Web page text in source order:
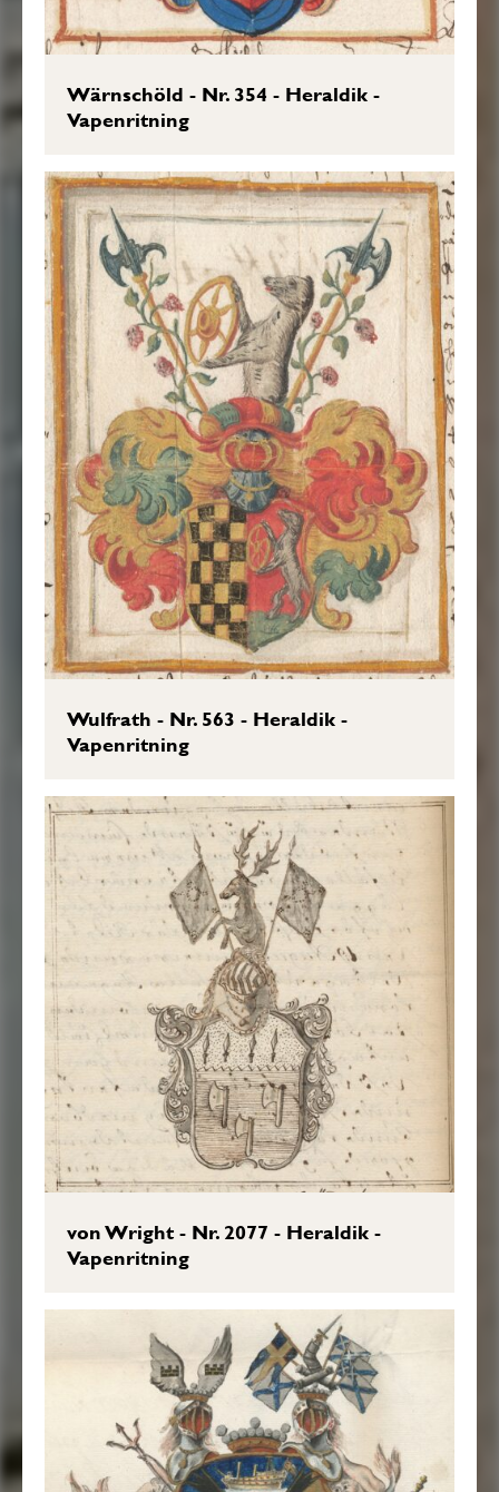
Wärnschöld - Nr. 354 - Heraldik -
Vapenritning
Wulfrath - Nr. 563 - Heraldik -
Vapenritning
von Wright - Nr. 2077 - Heraldik -
Vapenritning